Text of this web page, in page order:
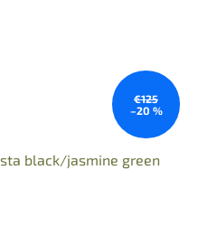
€125
–20 %
black/jasmine green